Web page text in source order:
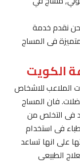
خدمة
فى المساج
للاشخاص
فان المساج
التخلص من
فى استخدام
انها تساعد
الطبيعى